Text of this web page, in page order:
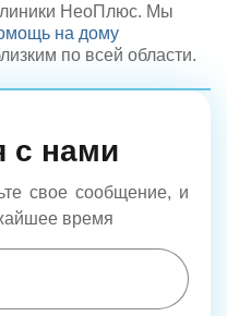
НеоПлюс. Мы
на дому
по всей области.
с нами
свое сообщение, и
время